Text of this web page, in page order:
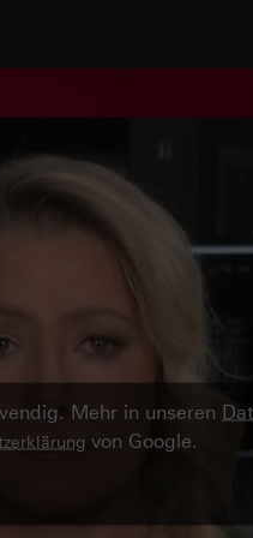
Mehr in unseren
von Google.